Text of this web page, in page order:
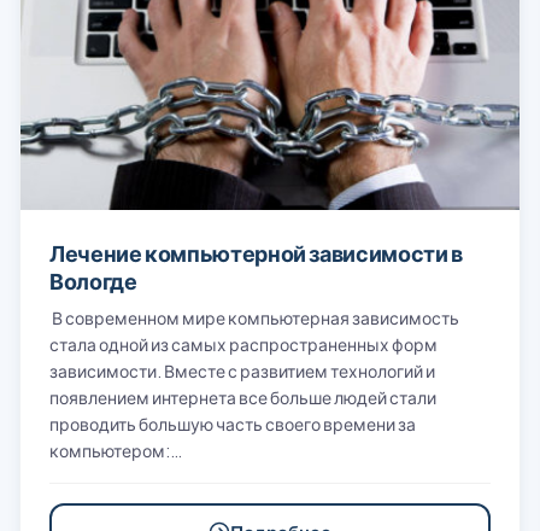
Лечение компьютерной зависимости в
Вологде
В современном мире компьютерная зависимость
стала одной из самых распространенных форм
зависимости. Вместе с развитием технологий и
появлением интернета все больше людей стали
проводить большую часть своего времени за
компьютером:…